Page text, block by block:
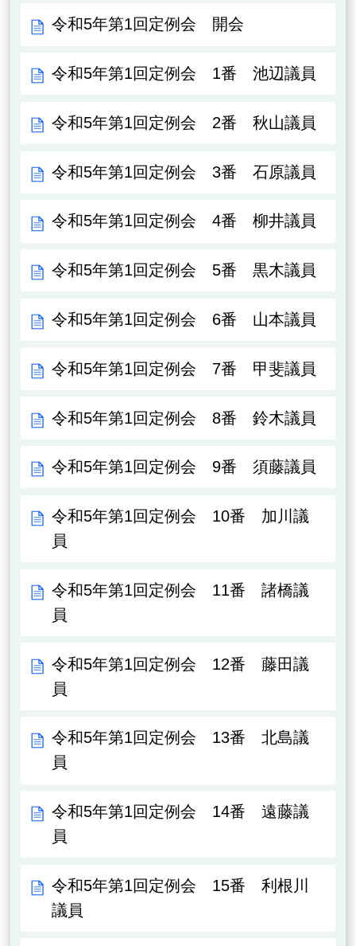
令和5年第1回定例会 開会
令和5年第1回定例会 1番 池辺議員
令和5年第1回定例会 2番 秋山議員
令和5年第1回定例会 3番 石原議員
令和5年第1回定例会 4番 柳井議員
令和5年第1回定例会 5番 黒木議員
令和5年第1回定例会 6番 山本議員
令和5年第1回定例会 7番 甲斐議員
令和5年第1回定例会 8番 鈴木議員
令和5年第1回定例会 9番 須藤議員
令和5年第1回定例会 10番 加川議
員
令和5年第1回定例会 11番 諸橋議
員
令和5年第1回定例会 12番 藤田議
員
令和5年第1回定例会 13番 北島議
員
令和5年第1回定例会 14番 遠藤議
員
令和5年第1回定例会 15番 利根川
議員